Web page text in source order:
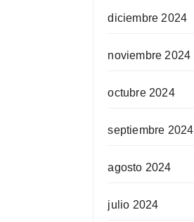
diciembre 2024
noviembre 2024
octubre 2024
septiembre 2024
agosto 2024
julio 2024